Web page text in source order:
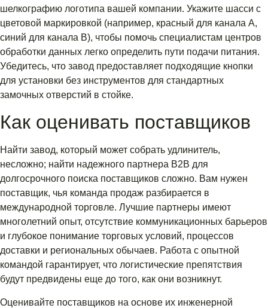
шелкографию логотипа вашей компании. Укажите шасси с
цветовой маркировкой (например, красный для канала A,
синий для канала B), чтобы помочь специалистам центров
обработки данных легко определить пути подачи питания.
Убедитесь, что завод предоставляет подходящие кнопки
для установки без инструментов для стандартных
замочных отверстий в стойке.
Как оценивать поставщиков
Найти завод, который может собрать удлинитель,
несложно; найти надежного партнера B2B для
долгосрочного поиска поставщиков сложно. Вам нужен
поставщик, чья команда продаж разбирается в
международной торговле. Лучшие партнеры имеют
многолетний опыт, отсутствие коммуникационных барьеров
и глубокое понимание торговых условий, процессов
доставки и региональных обычаев. Работа с опытной
командой гарантирует, что логистические препятствия
будут предвидены еще до того, как они возникнут.
Оценивайте поставщиков на основе их инженерной